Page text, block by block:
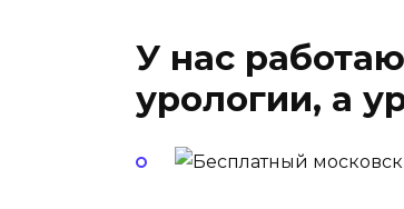
У нас
урологии, а